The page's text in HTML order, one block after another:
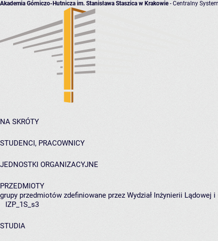
Akademia Górniczo-Hutnicza im. Stanisława Staszica w Krakowie- Centralny
NA SKRÓTY
STUDENCI, PRACOWNICY
JEDNOSTKI ORGANIZACYJNE
PRZEDMIOTY
grupy przedmiotów zdefiniowane przez Wydział Inżynierii Lądowej
IZP_1S_s3
STUDIA